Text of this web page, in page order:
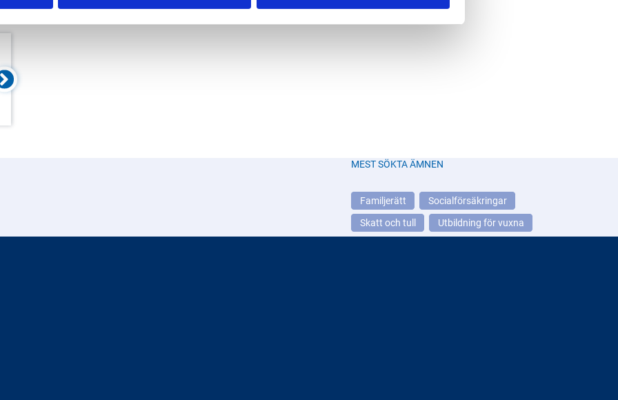
MEST SÖKTA ÄMNEN
Familjerätt
Socialförsäkringar
Skatt och tull
Utbildning för vuxna